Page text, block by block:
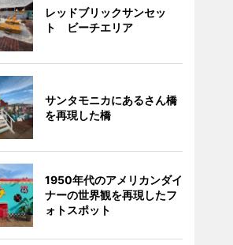
レッドブリックサンセッ
ト ビーチエリア
サンタモニカにあるさん橋
を再現した橋
1950年代のアメリカンダイ
ナーの世界観を再現したフ
ォトスポット